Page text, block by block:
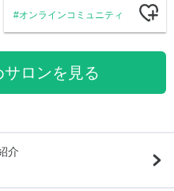
オンラインコミュニティ
ロンを見る
介